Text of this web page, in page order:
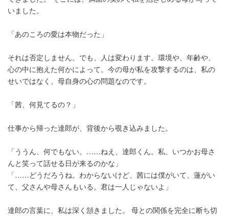
いました。
「あのころの愛は本物だった」
それは否定しません。でも、人は変わります。環境や、年齢や、
心の中に抱えた何かによって。今の母が私を攻撃するのは、私の
せいではなく、母自身の心の問題なのです。
「茜、何見てるの？」
仕事から帰った達郎が、背後から覗き込みました。
「ううん、何でもない。……ねえ、達郎くん。私、いつかお母さ
んと笑って話せる日が来るのかな」
「……どうだろうね。わからないけど、茜には僕がいて、蓮がい
て、父さんや母さんもいる。君は一人じゃないよ」
達郎の言葉に、私は深く頷きました。 母との関係を完全に断ち切